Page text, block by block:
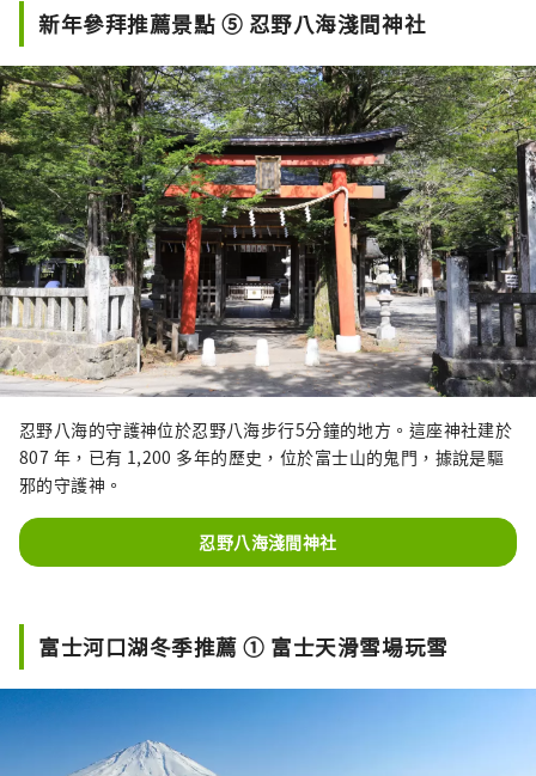
新年參拜推薦景點 ⑤ 忍野八海淺間神社
忍野八海的守護神位於忍野八海步行5分鐘的地方。這座神社建於
807 年，已有 1,200 多年的歷史，位於富士山的鬼門，據說是驅
邪的守護神。
忍野八海淺間神社
富士河口湖冬季推薦 ① 富士天滑雪場玩雪